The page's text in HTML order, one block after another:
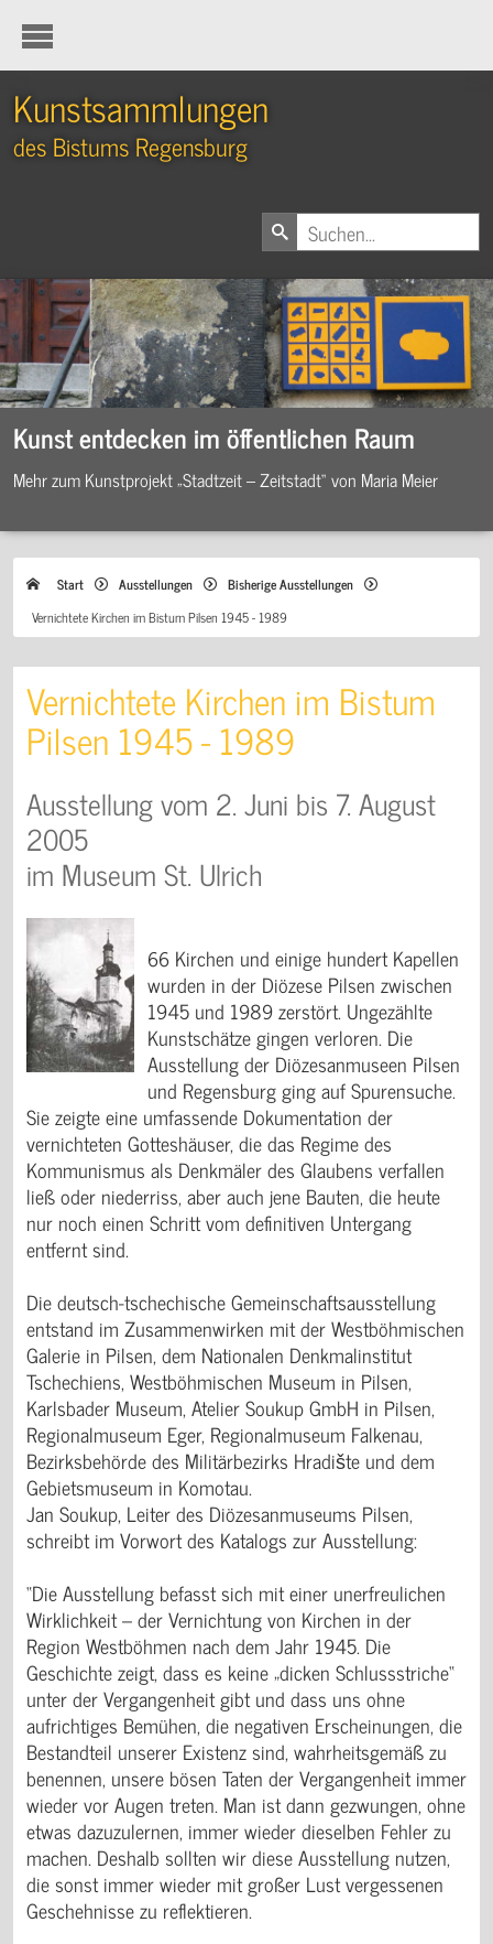
Kunstsammlungen
des Bistums Regensburg
Kunst entdecken im öffentlichen Raum
Mehr zum Kunstprojekt „Stadtzeit – Zeitstadt“ von Maria Meier
Start Ausstellungen
Bisherige Ausstellungen
Vernichtete Kirchen im Bistum Pilsen 1945 - 1989
Vernichtete Kirchen im Bistum
Pilsen 1945 - 1989
Ausstellung vom 2. Juni bis 7. August
2005
im Museum St. Ulrich
66 Kirchen und einige hundert Kapellen
wurden in der Diözese Pilsen zwischen
1945 und 1989 zerstört. Ungezählte
Kunstschätze gingen verloren. Die
Ausstellung der Diözesanmuseen Pilsen
und Regensburg ging auf Spurensuche.
Sie zeigte eine umfassende Dokumentation der
vernichteten Gotteshäuser, die das Regime des
Kommunismus als Denkmäler des Glaubens verfallen
ließ oder niederriss, aber auch jene Bauten, die heute
nur noch einen Schritt vom definitiven Untergang
entfernt sind.
Die deutsch-tschechische Gemeinschaftsausstellung
entstand im Zusammenwirken mit der Westböhmischen
Galerie in Pilsen, dem Nationalen Denkmalinstitut
Tschechiens, Westböhmischen Museum in Pilsen,
Karlsbader Museum, Atelier Soukup GmbH in Pilsen,
Regionalmuseum Eger, Regionalmuseum Falkenau,
Bezirksbehörde des Militärbezirks Hradište und dem
Gebietsmuseum in Komotau.
Jan Soukup, Leiter des Diözesanmuseums Pilsen,
schreibt im Vorwort des Katalogs zur Ausstellung:
“Die Ausstellung befasst sich mit einer unerfreulichen
Wirklichkeit – der Vernichtung von Kirchen in der
Region Westböhmen nach dem Jahr 1945. Die
Geschichte zeigt, dass es keine „dicken Schlussstriche“
unter der Vergangenheit gibt und dass uns ohne
aufrichtiges Bemühen, die negativen Erscheinungen, die
Bestandteil unserer Existenz sind, wahrheitsgemäß zu
benennen, unsere bösen Taten der Vergangenheit immer
wieder vor Augen treten. Man ist dann gezwungen, ohne
etwas dazuzulernen, immer wieder dieselben Fehler zu
machen. Deshalb sollten wir diese Ausstellung nutzen,
die sonst immer wieder mit großer Lust vergessenen
Geschehnisse zu reflektieren.